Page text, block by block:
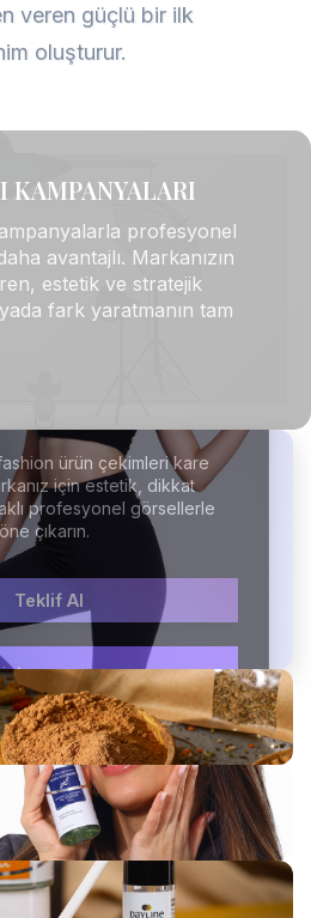
veren güçlü bir ilk
oluşturur.
KAMPANYALARI
profesyonel
avantajlı. Markanızın
estetik ve stratejik
fark yaratmanın tam
ürün çekimleri kare
için estetik, dikkat
profesyonel görsellerle
çıkarın.
Teklif Al
Çekimi
Teklif Al
Medya Çekimi
Teklif AL
Ürün Çekimi
Teklif Al